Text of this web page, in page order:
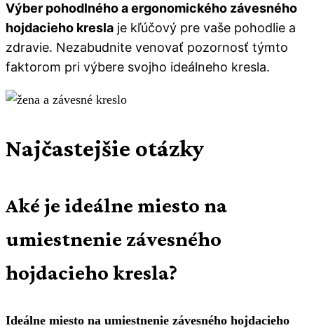
Výber pohodlného a ergonomického závesného
hojdacieho kresla je kľúčový pre vaše pohodlie a
zdravie. Nezabudnite venovať pozornosť týmto
faktorom pri výbere svojho ideálneho kresla.
Najčastejšie otázky
Aké je ideálne miesto na
umiestnenie závesného
hojdacieho kresla?
Ideálne miesto na umiestnenie závesného hojdacieho